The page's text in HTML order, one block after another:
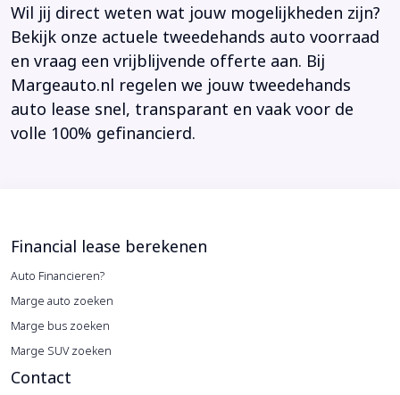
Wil jij direct weten wat jouw mogelijkheden zijn?
Bekijk onze actuele tweedehands auto voorraad
en vraag een vrijblijvende offerte aan. Bij
Margeauto.nl regelen we jouw tweedehands
auto lease snel, transparant en vaak voor de
volle 100% gefinancierd.
Financial lease berekenen
Auto Financieren?
Marge auto zoeken
Marge bus zoeken
Marge SUV zoeken
Contact